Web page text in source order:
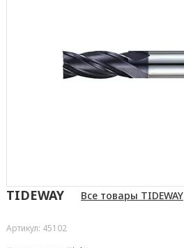
TIDEWAY Все товары TIDEWAY
Артикул: 45102